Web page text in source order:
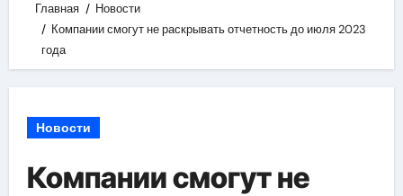
Главная
Новости
Компании смогут не раскрывать отчетность до июля 2023
года
Новости
Компании смогут не